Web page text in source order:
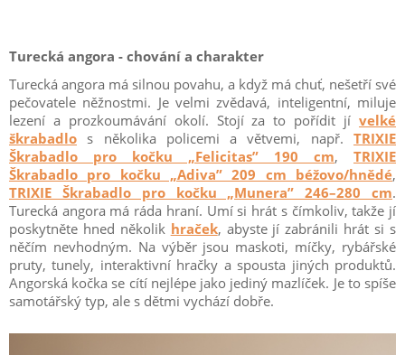
Turecká angora - chování a charakter
Turecká angora má silnou povahu, a když má chuť, nešetří své
pečovatele něžnostmi. Je velmi zvědavá, inteligentní, miluje
lezení a prozkoumávání okolí. Stojí za to pořídit jí velké
škrabadlo s několika policemi a větvemi, např. TRIXIE
Škrabadlo pro kočku „Felicitas” 190 cm, TRIXIE
Škrabadlo pro kočku „Adiva” 209 cm béžovo/hnědé,
TRIXIE Škrabadlo pro kočku „Munera” 246–280 cm.
Turecká angora má ráda hraní. Umí si hrát s čímkoliv, takže jí
poskytněte hned několik hraček, abyste jí zabránili hrát si s
něčím nevhodným. Na výběr jsou maskoti, míčky, rybářské
pruty, tunely, interaktivní hračky a spousta jiných produktů.
Angorská kočka se cítí nejlépe jako jediný mazlíček. Je to spíše
samotářský typ, ale s dětmi vychází dobře.